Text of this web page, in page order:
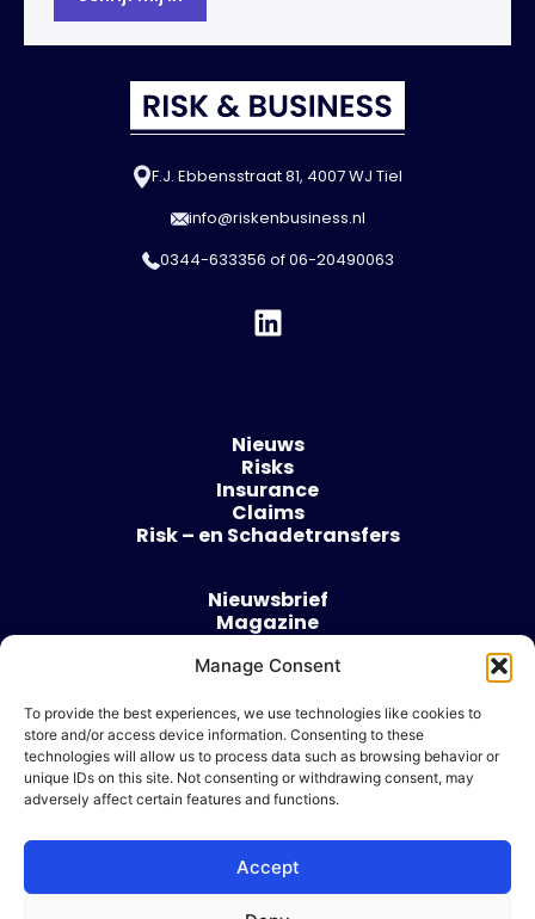
Manage Consent
To provide the best experiences, we use technologies like cookies to
store and/or access device information. Consenting to these
technologies will allow us to process data such as browsing behavior or
unique IDs on this site. Not consenting or withdrawing consent, may
adversely affect certain features and functions.
Accept
F.J. Ebbensstraat 81, 4007 WJ Tiel
info@riskenbusiness.nl
0344-633356 of06-20490063
Nieuws
Risks
Insurance
Claims
Risk – en Schadetransfers
Nieuwsbrief
Magazine
Over
Algemene voorwaarden
Cookie beleid
Ik wil adverteren